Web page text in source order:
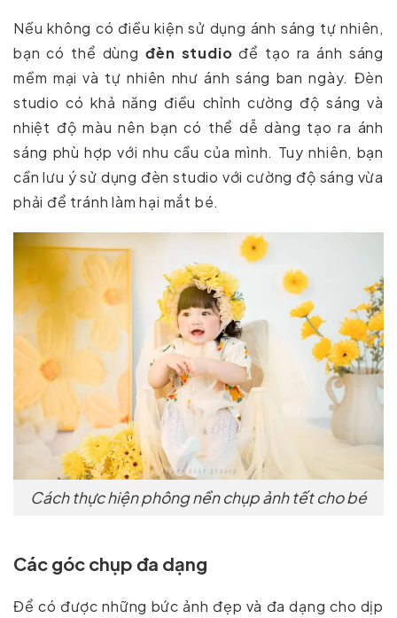
Nếu không có điều kiện sử dụng ánh sáng tự nhiên,
bạn có thể dùng đèn studio để tạo ra ánh sáng
mềm mại và tự nhiên như ánh sáng ban ngày. Đèn
studio có khả năng điều chỉnh cường độ sáng và
nhiệt độ màu nên bạn có thể dễ dàng tạo ra ánh
sáng phù hợp với nhu cầu của mình. Tuy nhiên, bạn
cần lưu ý sử dụng đèn studio với cường độ sáng vừa
phải để tránh làm hại mắt bé.
Cách thực hiện phông nền chụp ảnh tết cho bé
Các góc chụp đa dạng
Để có được những bức ảnh đẹp và đa dạng cho dịp